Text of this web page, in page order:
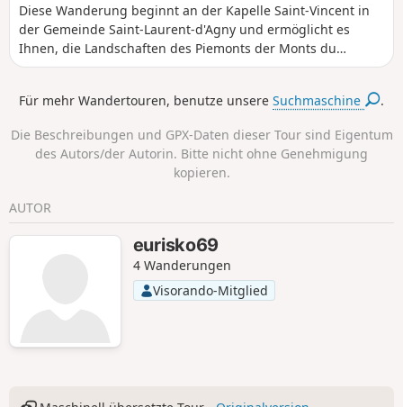
Diese Wanderung beginnt an der Kapelle Saint-Vincent in
der Gemeinde Saint-Laurent-d'Agny und ermöglicht es
Ihnen, die Landschaften des Piemonts der Monts du
Lyonnais, Gemüseanbau, Obstgärten, Wiesen und Wälder
Ausblicke auf das Jura und die Alpen.
Für mehr Wandertouren, benutze unsereSuchmaschine .
Die Beschreibungen und GPX-Daten dieser Tour sind Eigentum
des Autors/der Autorin. Bitte nicht ohne Genehmigung
kopieren.
AUTOR
eurisko69
4 Wanderungen
Visorando-Mitglied